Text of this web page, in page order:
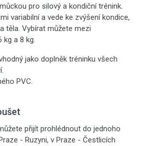
pro silový a kondiční trénink.
variabilní a vede ke zvýšení kondice,
těla. Vybírat můžete mezi
kg a 8 kg.
jako doplněk tréninku všech
PVC.
přijít prohlédnout do jednoho
- Ruzyni, v Praze - Čestlicích